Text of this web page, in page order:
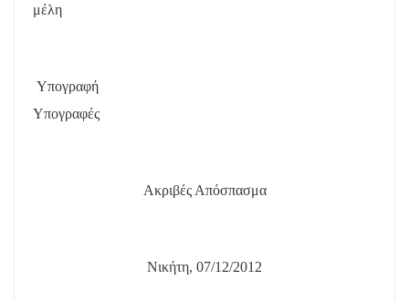
μέλη
Υπογραφή
Υπογραφές
Ακριβές Απόσπασμα
Νικήτη, 07/12/2012